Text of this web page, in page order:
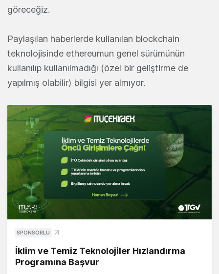
göreceğiz.
Paylaşılan haberlerde kullanılan blockchain
teknolojisinde ethereumun genel sürümünün
kullanılıp kullanılmadığı (özel bir geliştirme de
yapılmış olabilir) bilgisi yer almıyor.
SPONSORLU
İklim ve Temiz Teknolojiler Hızlandırma
Programına Başvur